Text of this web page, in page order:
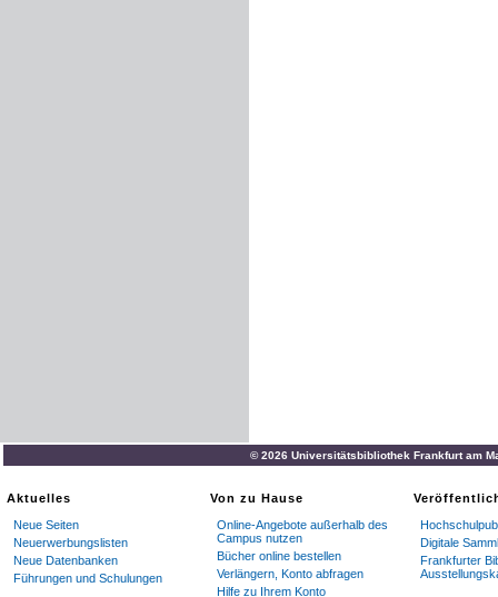
© 2026 Universitätsbibliothek Frankfurt am
Aktuelles
Neue Seiten
Neuerwerbungslisten
Neue Datenbanken
Führungen und Schulungen
Von zu Hause
Online-Angebote außerhalb des
Campus nutzen
Bücher online bestellen
Verlängern, Konto abfragen
Hilfe zu Ihrem Konto
Digitale
Frankfurter